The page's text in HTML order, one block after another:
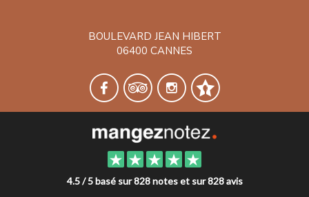
BOULEVARD JEAN HIBERT
06400 CANNES
4.5 / 5 basé sur 828 notes et sur 828 avis